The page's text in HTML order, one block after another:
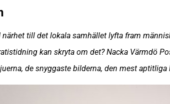
till det lokala samhället lyfta fram
kan skryta om det? Nacka Värmdö
de snyggaste bilderna, den mest